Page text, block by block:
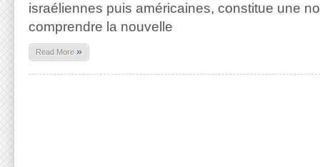
israéliennes puis américaines, constitue une
comprendre la nouvelle
Read More »